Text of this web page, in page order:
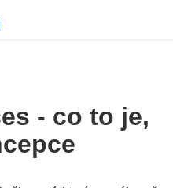
- co to je,